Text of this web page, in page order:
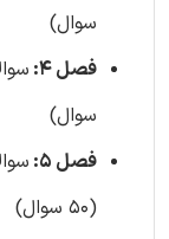
سوال)
فصل 4:
سوال)
فصل 5:
(50 سوال)